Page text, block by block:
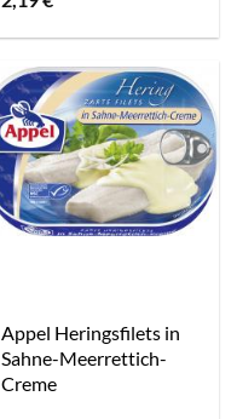
Appel Heringsfilets in
Sahne-Meerrettich-
Creme